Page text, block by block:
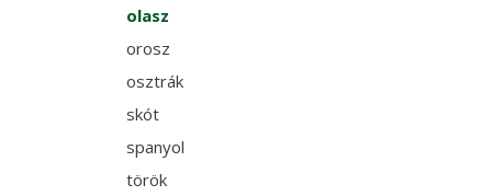
olasz
orosz
osztrák
skót
spanyol
török